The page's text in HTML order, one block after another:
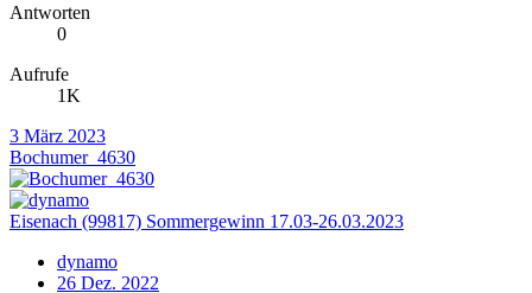
Antworten
0
Aufrufe
1K
3 März 2023
Bochumer_4630
Eisenach (99817) Sommergewinn 17.03-26.03.2023
dynamo
26 Dez. 2022